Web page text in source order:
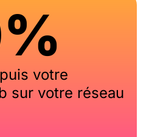
votre
sur votre réseau